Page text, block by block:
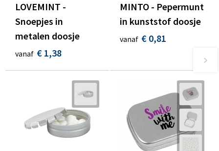
LOVEMINT -
Snoepjes in
metalen doosje
vanaf € 1,38
MINTO - Pepermunt
in kunststof doosje
vanaf € 0,81